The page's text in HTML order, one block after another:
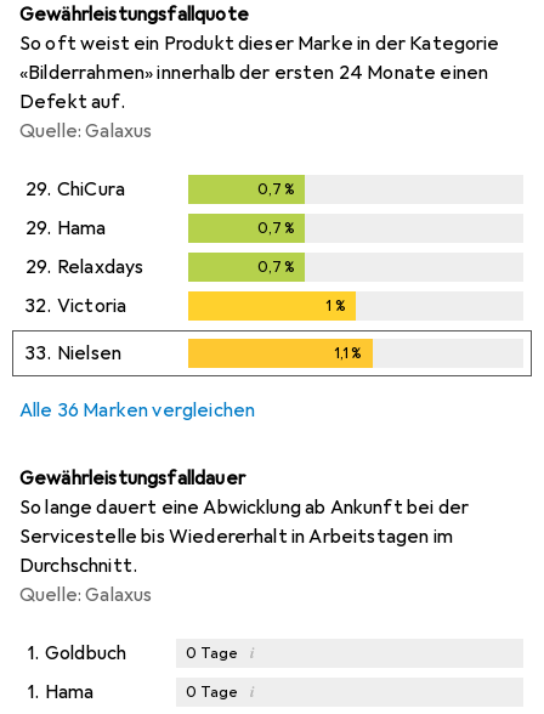
Gewährleistungsfallquote
So oft weist ein Produkt dieser Marke in der Kategorie
«Bilderrahmen» innerhalb der ersten 24 Monate einen
Defekt auf.
Quelle: Galaxus
29. ChiCura 0,7 %
29. Hama 0,7 %
29. Relaxdays 0,7 %
32. Victoria 1 %
33. Nielsen 1,1%
Alle 36 Marken vergleichen
Gewährleistungsfalldauer
So lange dauert eine Abwicklung ab Ankunft bei der
Servicestelle bis Wiedererhalt in Arbeitstagen im
Durchschnitt.
Quelle: Galaxus
1. Goldbuch 0 Tage i
1. Hama 0 Tage i